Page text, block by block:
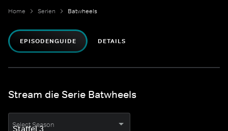
Home Serien Batwheels
EPISODENGUIDE DETAILS
Stream die Serie Batwheels
Select Season